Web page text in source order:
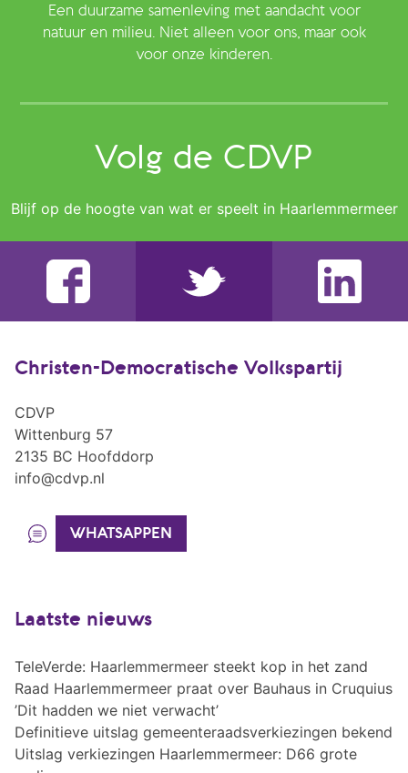
Een duurzame samenleving met aandacht voor
natuur en milieu. Niet alleen voor ons, maar ook
voor onze kinderen.
Volg de CDVP
Blijf op de hoogte van wat er speelt in Haarlemmermeer
Christen-Democratische Volkspartij
CDVP
Wittenburg 57
2135 BC Hoofddorp
info@cdvp.nl
WHATSAPPEN
Laatste nieuws
TeleVerde: Haarlemmermeer steekt kop in het zand
Raad Haarlemmermeer praat over Bauhaus in Cruquius
’Dit hadden we niet verwacht’
Definitieve uitslag gemeenteraadsverkiezingen bekend
Uitslag verkiezingen Haarlemmermeer: D66 grote